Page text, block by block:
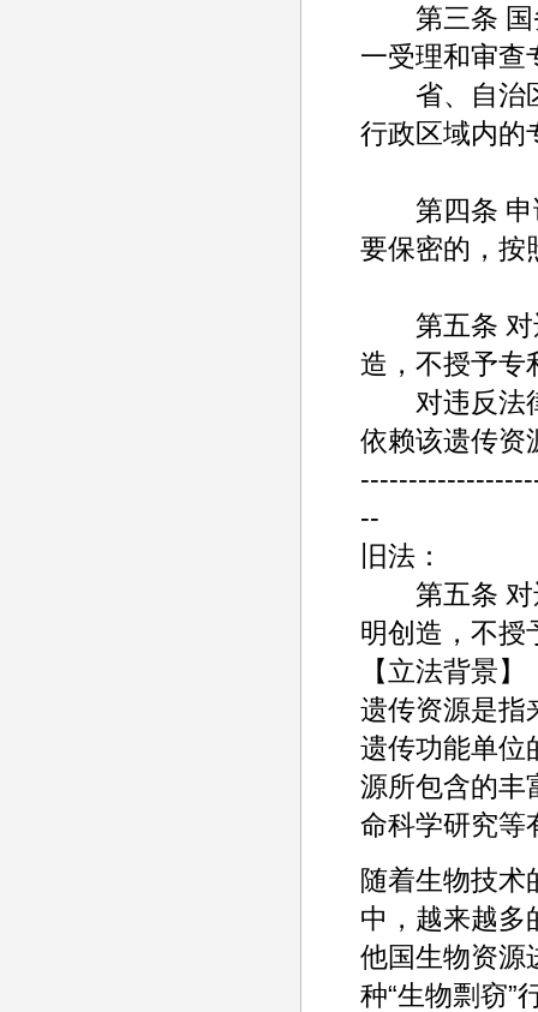
第三条 国
一受理和审查
省、自治区
行政区域内的
第四条 申
要保密的，按
第五条 对
造，不授予专
对违反法律
依赖该遗传资
--
旧法：
第五条 对
明创造，不授
【立法背景】
遗传资源是指
遗传功能单位
源所包含的丰
命科学研究等
随着生物技术
中，越来越多
他国生物资源
种“生物剽窃”